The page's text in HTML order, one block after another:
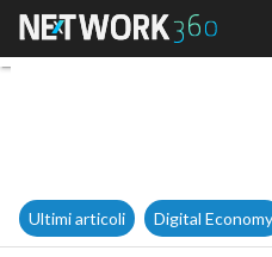
Ultimi articoli Digital Economy